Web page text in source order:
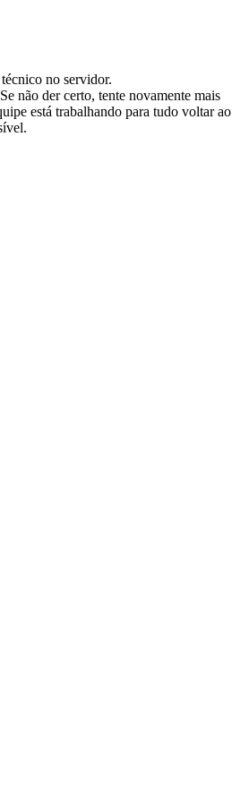
no servidor.
não der certo, tente novamente mais
está trabalhando para tudo voltar ao